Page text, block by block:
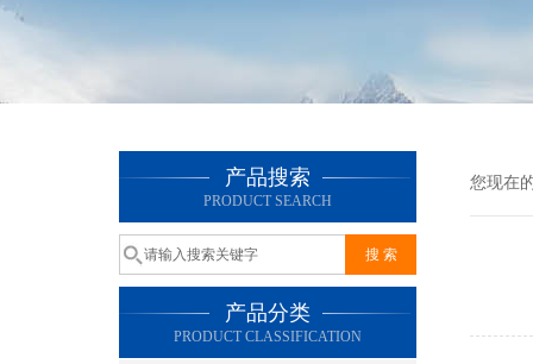
产品搜索
PRODUCT SEARCH
产品分类
PRODUCT CLASSIFICATION
您现在